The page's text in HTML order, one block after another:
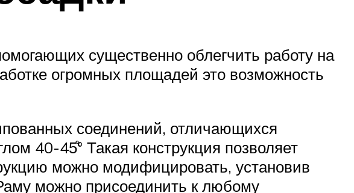
существенно облегчить работу на
огромных площадей это возможность
соединений, отличающихся
40-45̊° Такая конструкция позволяет
можно модифицировать, установив
можно присоединить к любому